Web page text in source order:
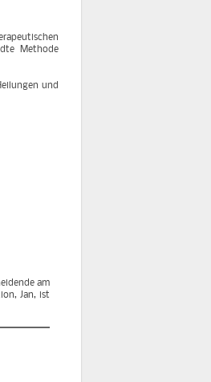
Methode
und
am
Jan, ist